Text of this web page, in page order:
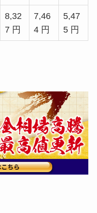
8,32
7 円
7,46
4 円
5,47
5 円